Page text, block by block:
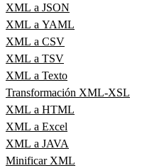
XML a JSON
XML a YAML
XML a CSV
XML a TSV
XML a Texto
Transformación XML-XSL
XML a HTML
XML a Excel
XML a JAVA
Minificar XML